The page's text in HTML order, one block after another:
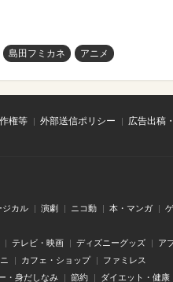
島田フミカネ アニメ
権等 外部送信ポリシー
広告出稿
ジカル 演劇 ニコ動 本・マンガ
テレビ・映画 ディズニーグッズ ア
カフェ・ショップ ファミレス
・身だしなみ 節約 ダイエット・健康